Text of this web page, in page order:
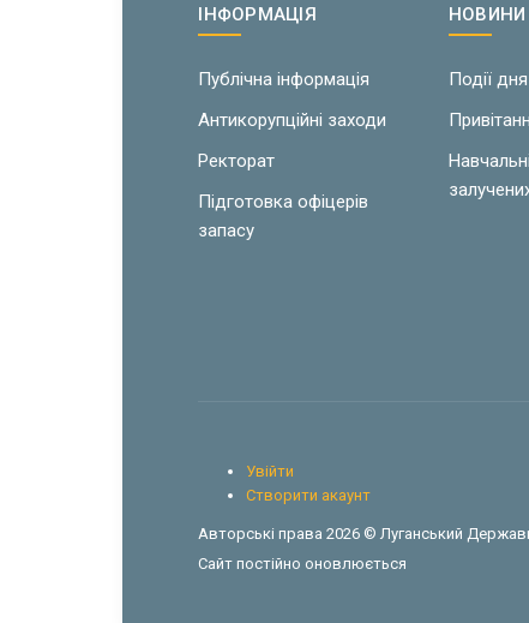
ІНФОРМАЦІЯ
Публічна інформація
Антикорупційні заходи
Ректорат
Підготовка офіцерів
запасу
НОВИНИ
Події дня
Увійти
Створити акаунт
Авторські права 2026 © Луганський
Сайт постійно оновлюється